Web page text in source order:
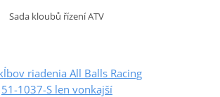
Sada kloubů řízení ATV
riadenia All Balls Racing
51-1037-S len vonkajší